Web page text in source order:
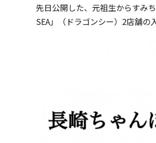
先日公開した、元祖生からすみ
SEA」（ドラゴンシー）2店舗の